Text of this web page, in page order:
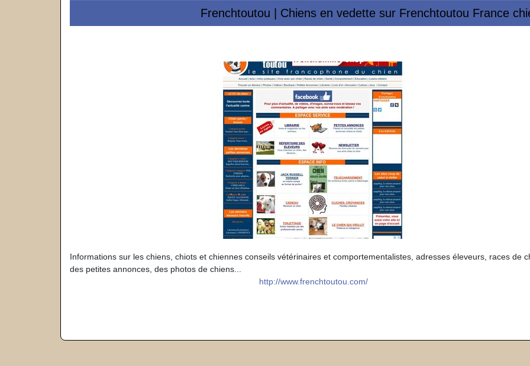
Frenchtou­tou | Chiens en vedette sur Frenchtou­tou France
Informations sur les chiens, chiots et chiennes conseils vétérinaires et comportementalistes, adresses éleveurs, races de
des petites annonces, des photos de chiens...
http://www.frenchtoutou.com/